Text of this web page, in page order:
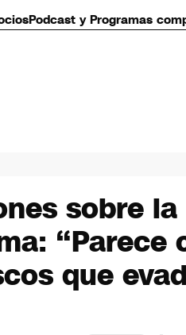
Podcast y Programas
sobre
que